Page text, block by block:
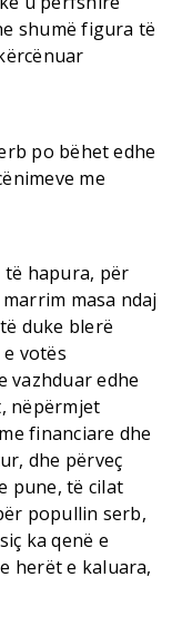
shumë figura të
po bëhet edhe
me
të hapura, për
masa ndaj
duke blerë
votës
vazhduar edhe
nëpërmjet
financiare dhe
dhe përveç
pune, të cilat
popullin serb,
ka qenë e
herët e kaluara,